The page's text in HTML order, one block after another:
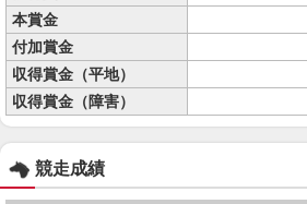
本賞金
付加賞金
収得賞金（平地）
収得賞金（障害）
競走成績